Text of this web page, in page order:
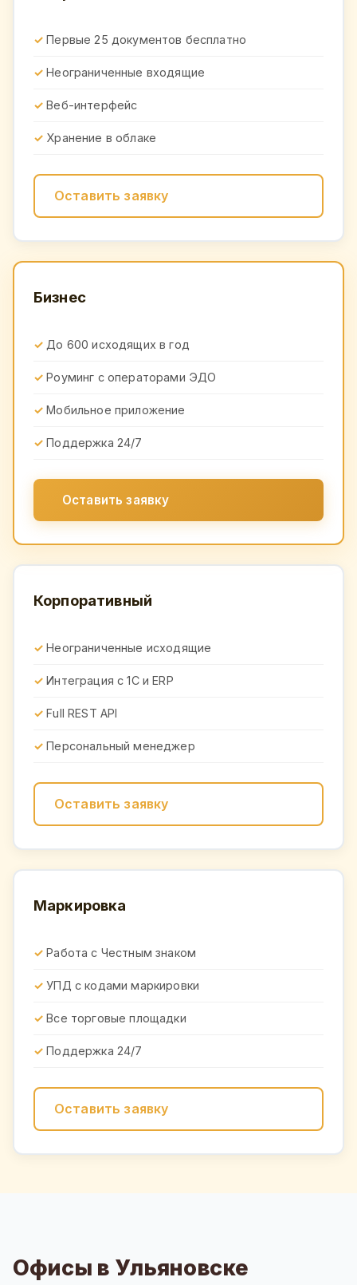
Первые 25 документов бесплатно
Неограниченные входящие
Веб-интерфейс
Хранение в облаке
Оставить заявку
Бизнес
До 600 исходящих в год
Роуминг с операторами ЭДО
Мобильное приложение
Поддержка 24/7
Оставить заявку
Корпоративный
Неограниченные исходящие
Интеграция с 1С и ERP
Full REST API
Персональный менеджер
Оставить заявку
Маркировка
Работа с Честным знаком
УПД с кодами маркировки
Все торговые площадки
Поддержка 24/7
Оставить заявку
Офисы в Ульяновске